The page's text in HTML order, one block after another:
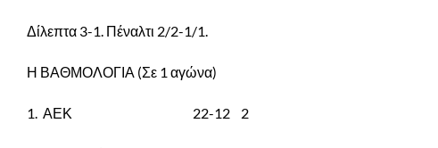
Δίλεπτα 3-1. Πέναλτι 2/2-1/1.
Η ΒΑΘΜΟΛΟΓΙΑ (Σε 1 αγώνα)
1. ΑΕΚ 22-12 2